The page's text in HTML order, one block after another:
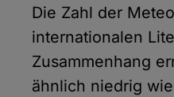
Die Zahl der
internationalen
Zusammenhang
ähnlich niedrig